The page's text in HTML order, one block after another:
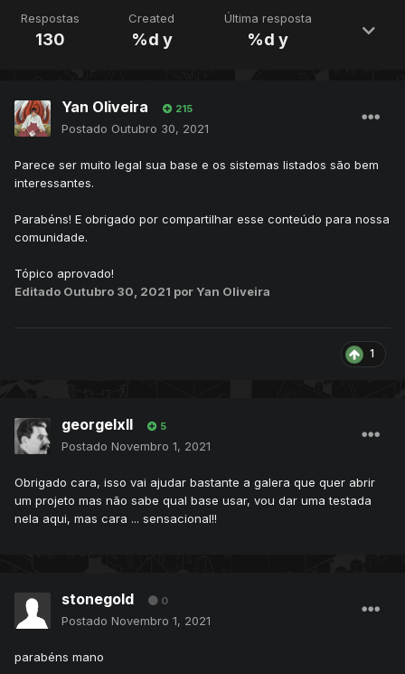
Respostas
130
Created
%d y
Última resposta
%d y
Yan Oliveira 215
Postado Outubro 30, 2021
Parece ser muito legal sua base e os sistemas listados são bem
interessantes.
Parabéns! E obrigado por compartilhar esse conteúdo para nossa
comunidade.
Tópico aprovado!
Editado Outubro 30, 2021 por Yan Oliveira
1
georgelxll 5
Postado Novembro 1, 2021
Obrigado cara, isso vai ajudar bastante a galera que quer abrir
um projeto mas não sabe qual base usar, vou dar uma testada
nela aqui, mas cara ... sensacional!!
stonegold 0
Postado Novembro 1, 2021
parabéns mano